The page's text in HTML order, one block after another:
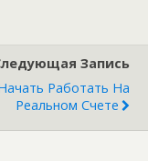
Запись
Работать На
Реальном Счете